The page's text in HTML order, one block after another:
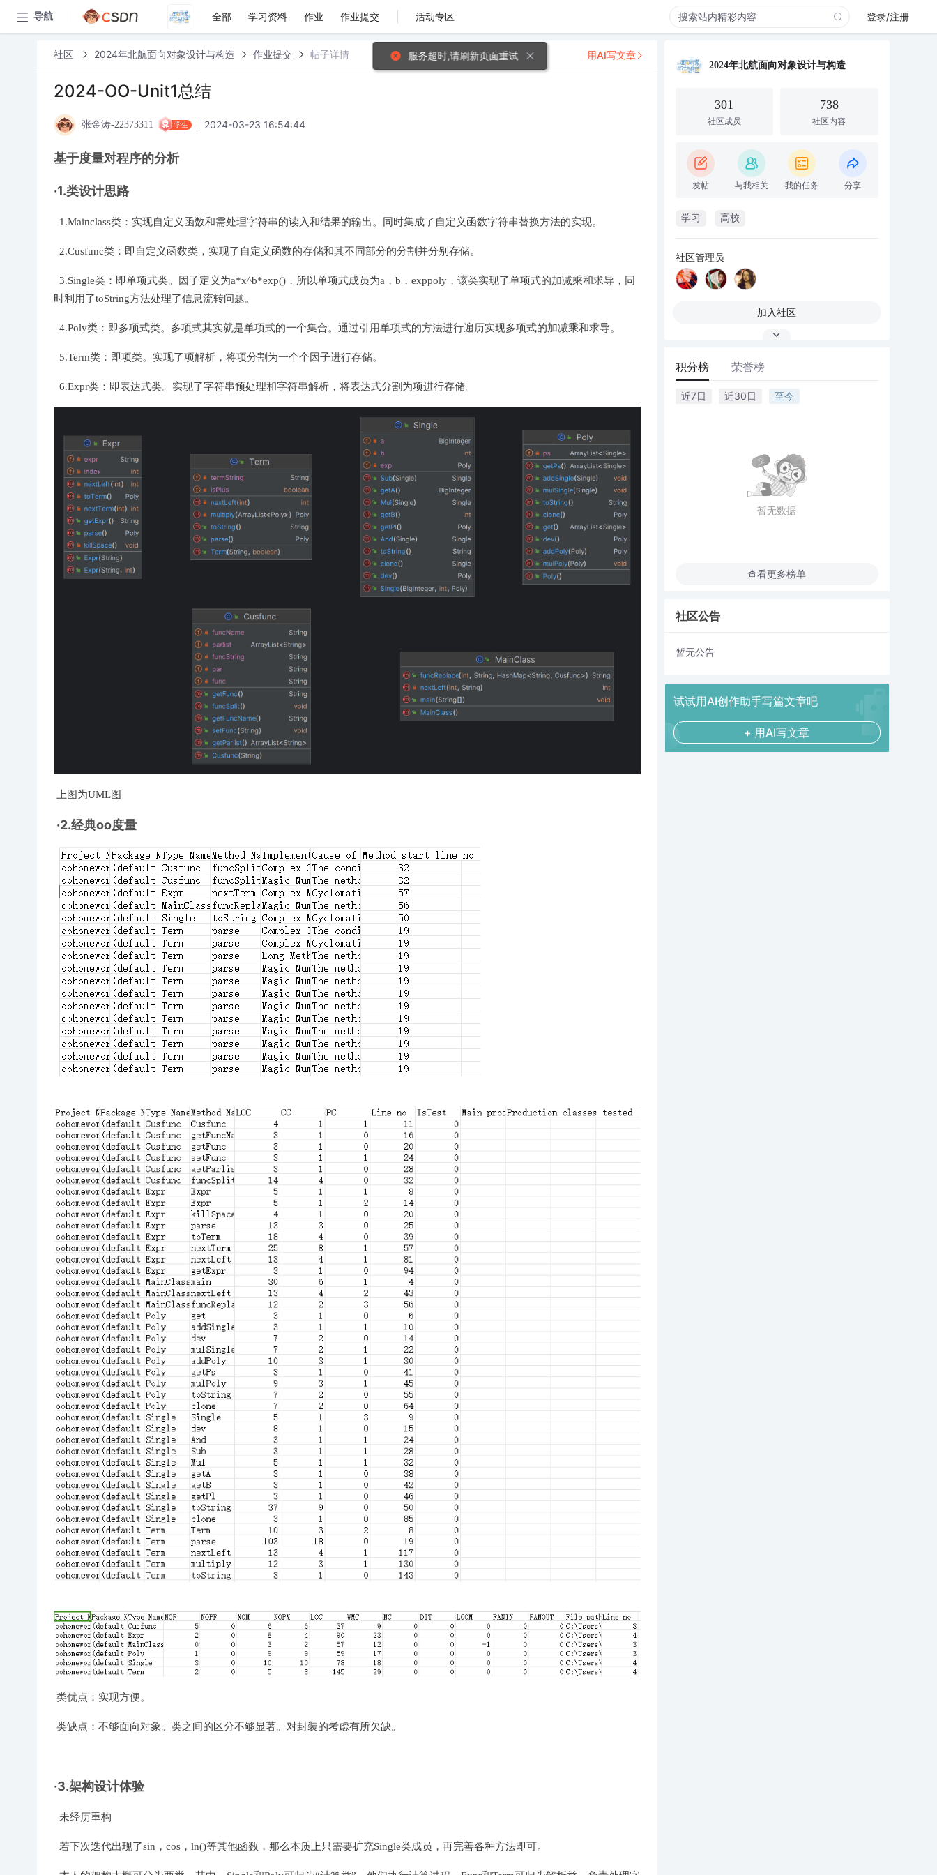
导航 全部 学习资料 作业 作业提交 活动专区 登录/注册
社区 2024年北航面向对象设计与构造 作业提交 帖子详情
2024-OO-Unit1总结
张金涛-22373311 学生 2024-03-23 16:54:44
基于度量对程序的分析
·1.类设计思路
1.Mainclass类：实现自定义函数和需处理字符串的读入和结果的输出。同时集成了自定义函数字符串替换方法的实现。
2.Cusfunc类：即自定义函数类，实现了自定义函数的存储和其不同部分的分割并分别存储。
3.Single类：即单项式类。因子定义为a*x^b*exp()，所以单项式成员为a，b，exppoly，该类实现了单项式的加减乘和求导，同
时利用了toString方法处理了信息流转问题。
4.Poly类：即多项式类。多项式其实就是单项式的一个集合。通过引用单项式的方法进行遍历实现多项式的加减乘和求导。
5.Term类：即项类。实现了项解析，将项分割为一个个因子进行存储。
6.Expr类：即表达式类。实现了字符串预处理和字符串解析，将表达式分割为项进行存储。
上图为UML图
·2.经典oo度量
类优点：实现方便。
类缺点：不够面向对象。类之间的区分不够显著。对封装的考虑有所欠缺。
·3.架构设计体验
未经历重构
若下次迭代出现了sin，cos，ln()等其他函数，那么本质上只需要扩充Single类成员，再完善各种方法即可。
用AI写文章
2024年北航面向对象设计与构造
301
社区成员
738
社区内容
发帖 与我相关 我的任务 分享
学习 高校
社区管理员
加入社区
积分榜 荣誉榜
近7日 近30日 至今
暂无数据
查看更多榜单
社区公告
暂无公告
试试用AI创作助手写篇文章吧
+ 用AI写文章
服务超时,请刷新页面重试